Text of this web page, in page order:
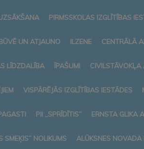
PIRMSSKOLAS IZGLĪTĪBAS
UN ATJAUNO ILZENE CENTRĀLĀ
LĪDZDALĪBA ĪPAŠUMI CIVILSTĀVOKĻA
VISPĀRĒJĀS IZGLĪTĪBAS IESTĀDES
PII „SPRĪDĪTIS” ERNSTA GLIKA
SMEĶIS” NOLIKUMS ALŪKSNES NOVADA